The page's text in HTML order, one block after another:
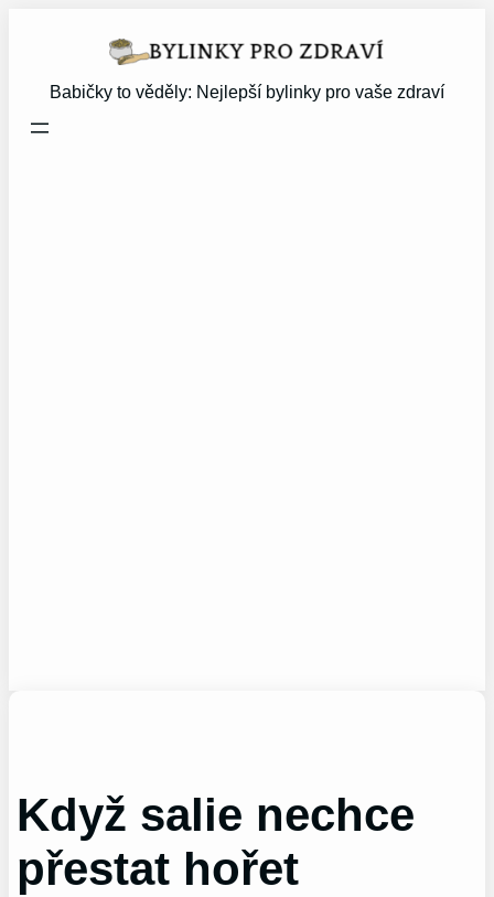
Babičky to věděly: Nejlepší bylinky pro vaše zdraví
Když salie nechce
přestat hořet